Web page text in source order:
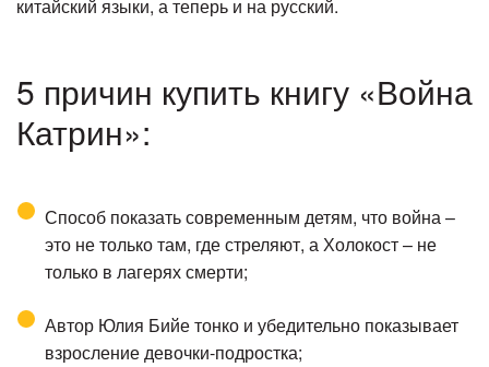
китайский языки, а теперь и на русский.
5 причин купить книгу «Война
Катрин»:
Способ показать современным детям, что война –
это не только там, где стреляют, а Холокост – не
только в лагерях смерти;
Автор Юлия Бийе тонко и убедительно показывает
взросление девочки-подростка;